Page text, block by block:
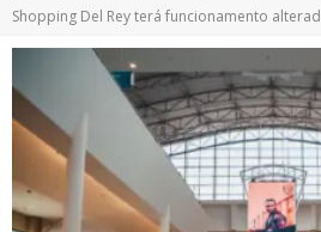
Shopping Del Rey terá funcionamento